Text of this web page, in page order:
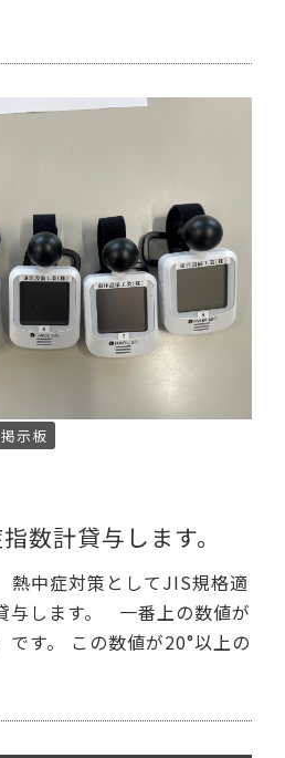
示板
数計貸与します。
中症対策としてJIS規格適
与します。 一番上の数値が
です。 この数値が20°以上の